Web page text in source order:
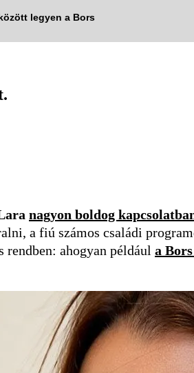
legyen a Bors
nagyon boldog
a fiú számos családi
ahogyan például a